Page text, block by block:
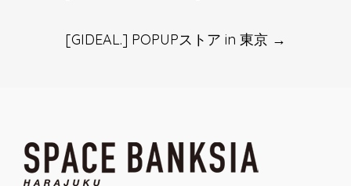
[GIDEAL.] POPUPストア in 東京 →